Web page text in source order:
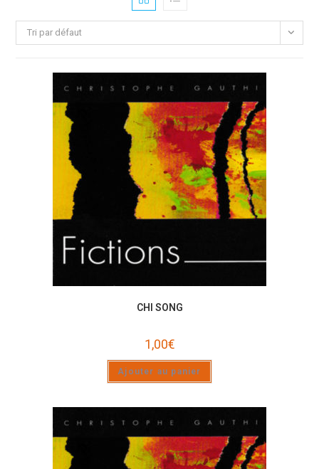
Tri par défaut
CHI SONG
1,00€
Ajouter au panier